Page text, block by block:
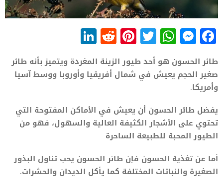
Facebook
Messenger
WhatsApp
Twitter
Pinterest
Reddit
طائر الحسون هو أحد طيور الزينة المغردة ويتميز بأنه طائر
صغير الحجم يعيش في شمال أفريقيا وأوروبا ووسط آسيا
وأمريكا.
يفضل طائر الحسون أن يعيش في الأماكن المفتوحة التي
تحتوي على الأشجار الكثيفة العالية والسهول، فهو من
الطيور المحبة للطبيعة الساحرة
أما عن تغذية الحسون فإن طائر الحسون يحب تناول البذور
الصغيرة والنباتات المختلفة كما يأكل الديدان والحشرات.